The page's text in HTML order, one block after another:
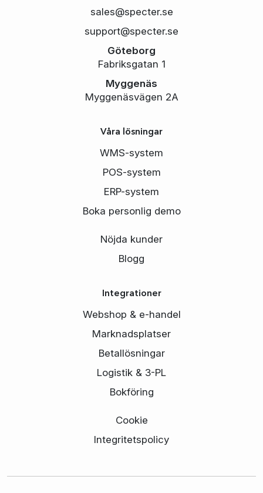
sales@specter.se
support@specter.se
Göteborg
Fabriksgatan 1
Myggenäs
Myggenäsvägen 2A
Våra lösningar
WMS-system
POS-system
ERP-system
Boka personlig demo
Nöjda kunder
Blogg
Integrationer
Webshop & e-handel
Marknadsplatser
Betallösningar
Logistik & 3-PL
Bokföring
Cookie
Integritetspolicy